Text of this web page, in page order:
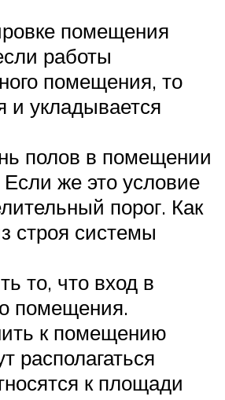
помещения
работы
помещения, то
и укладывается
полов в помещении
же это условие
порог. Как
строя системы
то, что вход в
помещения.
к помещению
располагаться
к площади